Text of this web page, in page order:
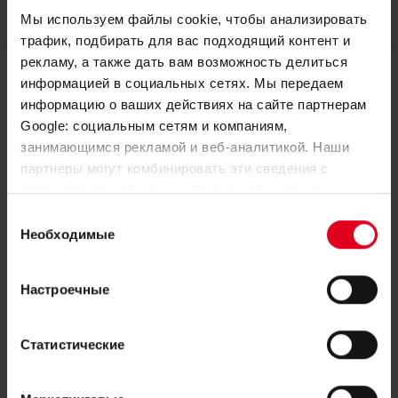
Мы используем файлы cookie, чтобы анализировать
трафик, подбирать для вас подходящий контент и
рекламу, а также дать вам возможность делиться
информацией в социальных сетях. Мы передаем
информацию о ваших действиях на сайте партнерам
Google: социальным сетям и компаниям,
занимающимся рекламой и веб-аналитикой. Наши
партнеры могут комбинировать эти сведения с
предоставленной вами информацией, а также
вами их сервисов.
согласия
Необходимые
Настроечные
Статистические
Нужна помощь с R252?
Если вам нужна дополнительная информация
свяжитесь с нашими местными сотрудниками
Связаться с консультантом Giacomini